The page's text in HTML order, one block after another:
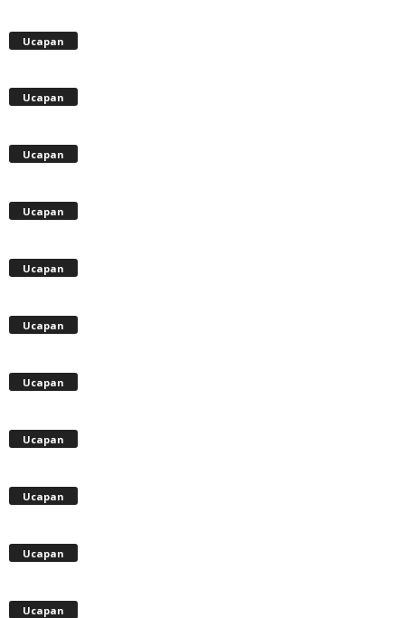
Ucapan
Ucapan
Ucapan
Ucapan
Ucapan
Ucapan
Ucapan
Ucapan
Ucapan
Ucapan
Ucapan